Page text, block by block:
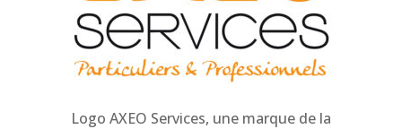
Logo AXEO Services, une marque de la